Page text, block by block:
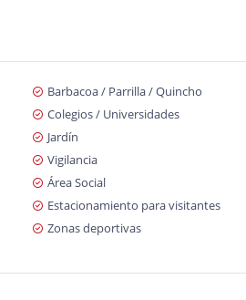
Barbacoa / Parrilla / Quincho
Colegios / Universidades
Jardín
Vigilancia
Área Social
Estacionamiento para visitantes
Zonas deportivas